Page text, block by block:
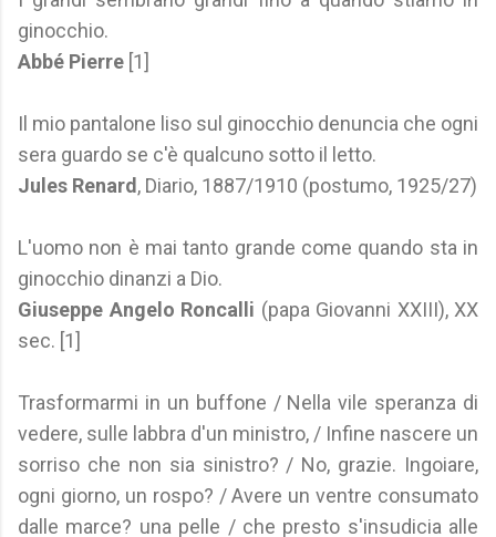
ginocchio.
Abbé Pierre [1]
Il mio pantalone liso sul ginocchio denuncia che ogni
sera guardo se c'è qualcuno sotto il letto.
Jules Renard , Diario, 1887/1910 (postumo, 1925/27)
L'uomo non è mai tanto grande come quando sta in
ginocchio dinanzi a Dio.
Giuseppe Angelo Roncalli (papa Giovanni XXIII), XX
sec. [1]
Trasformarmi in un buffone / Nella vile speranza di
vedere, sulle labbra d'un ministro, / Infine nascere un
sorriso che non sia sinistro? / No, grazie. Ingoiare,
ogni giorno, un rospo? / Avere un ventre consumato
dalle marce? una pelle / che presto s'insudicia alle